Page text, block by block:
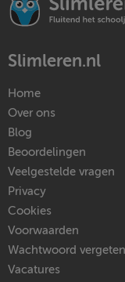
Slimleren.nl
Home
Over ons
Blog
Beoordelingen
Veelgestelde vragen
Privacy
Cookies
Voorwaarden
Wachtwoord vergeten
Vacatures